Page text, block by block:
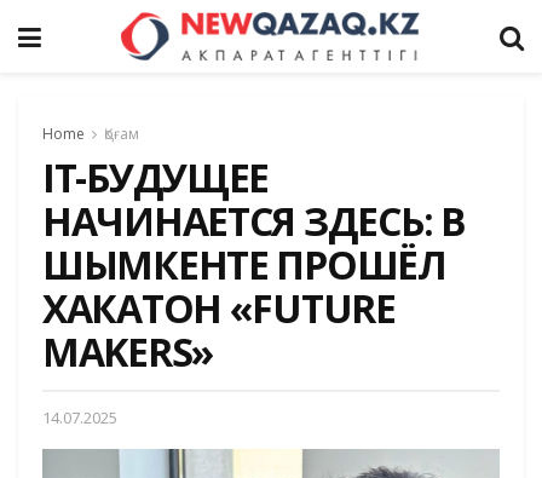
Home Қоғам
IT-БУДУЩЕЕ
НАЧИНАЕТСЯ ЗДЕСЬ: В
ШЫМКЕНТЕ ПРОШЁЛ
ХАКАТОН «FUTURE
MAKERS»
14.07.2025